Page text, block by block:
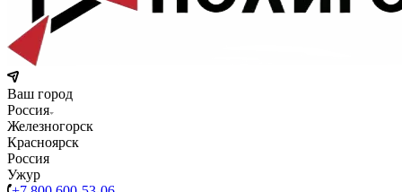
Ваш город
Россия
Железногорск
Красноярск
Россия
Ужур